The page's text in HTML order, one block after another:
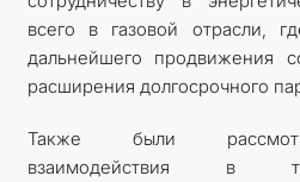
всего в газовой отрасли,
дальнейшего продвижения
расширения долгосрочного
Также были
взаимодействия в